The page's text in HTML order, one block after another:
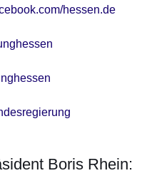
hessen.de
einem neuen Fenster
Boris Rhein: